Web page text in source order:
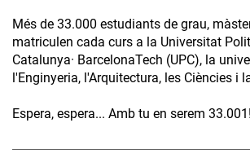
Més de 33.000 estudiants de grau,
matriculen cada curs a la Universitat
Catalunya· BarcelonaTech (UPC), la
l'Enginyeria, l'Arquitectura, les Ciències i
Espera, espera... Amb tu en serem 33.001!